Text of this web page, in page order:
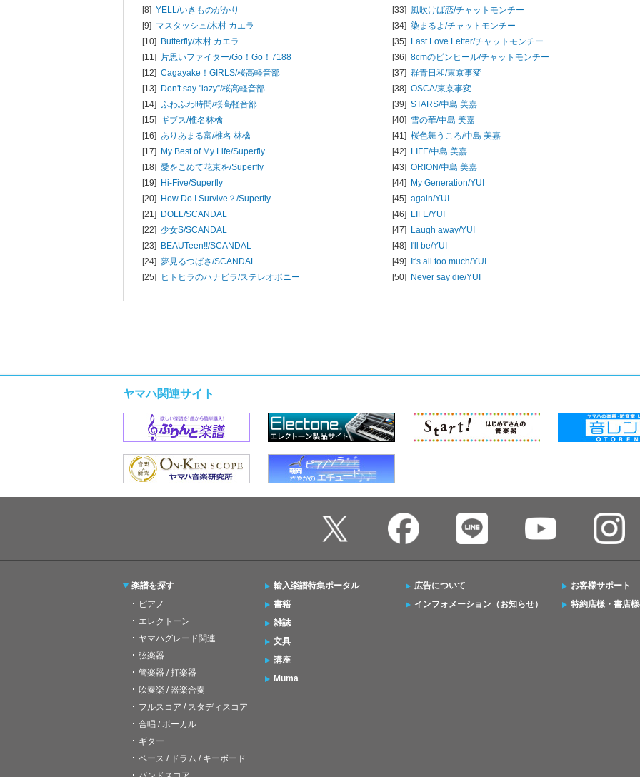
[8] YELL/いきものがかり
[9] マスタッシュ/木村 カエラ
[10] Butterfly/木村 カエラ
[11] 片思いファイター/Go！Go！7188
[12] Cagayake！GIRLS/桜高軽音部
[13] Don't say "lazy”/桜高軽音部
[14] ふわふわ時間/桜高軽音部
[15] ギブス/椎名林檎
[16] ありあまる富/椎名 林檎
[17] My Best of My Life/Superfly
[18] 愛をこめて花束を/Superfly
[19] Hi-Five/Superfly
[20] How Do I Survive？/Superfly
[21] DOLL/SCANDAL
[22] 少女S/SCANDAL
[23] BEAUTeen!!/SCANDAL
[24] 夢見るつばさ/SCANDAL
[25] ヒトヒラのハナビラ/ステレオポニー
[33] 風吹けば恋/チャットモンチー
[34] 染まるよ/チャットモンチー
[35] Last Love Letter/チャットモンチー
[36] 8cmのピンヒール/チャットモンチー
[37] 群青日和/東京事変
[38] OSCA/東京事変
[39] STARS/中島 美嘉
[40] 雪の華/中島 美嘉
[41] 桜色舞うころ/中島 美嘉
[42] LIFE/中島 美嘉
[43] ORION/中島 美嘉
[44] My Generation/YUI
[45] again/YUI
[46] LIFE/YUI
[47] Laugh away/YUI
[48] I'll be/YUI
[49] It's all too much/YUI
[50] Never say die/YUI
ヤマハ関連サイト
楽譜を探す
ピアノ
エレクトーン
ヤマハグレード関連
弦楽器
管楽器 / 打楽器
吹奏楽 / 器楽合奏
フルスコア / スタディスコア
合唱 / ボーカル
ギター
ベース / ドラム / キーボード
輸入楽譜特集ポータル
書籍
雑誌
文具
講座
Muma
広告について
インフォメーション（お知らせ）
お客様サポート
特約店様・書店